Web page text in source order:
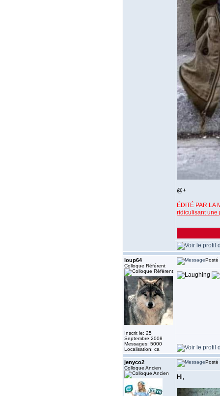
@+
ÉDITÉ PAR LA
ridiculisant une
loup64
Colloque Référent
Inscrit le: 25
Septembre 2008
Messages: 5000
Localisation: ca
Posté
jenyco2
Colloque Ancien
Posté
Hi,